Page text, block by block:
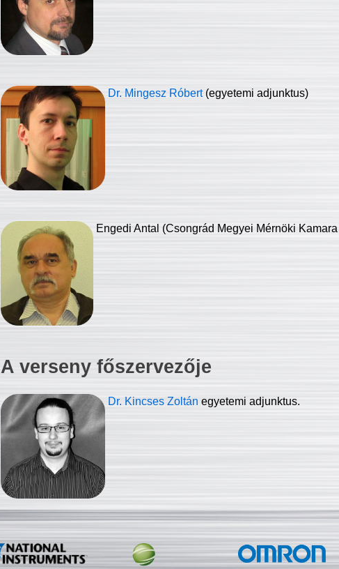
Dr. Mingesz Róbert (egyetemi adjunktus)
Engedi Antal (Csongrád Megyei Mérnöki
A verseny főszervezője
Dr. Kincses Zoltán egyetemi adjunktus.